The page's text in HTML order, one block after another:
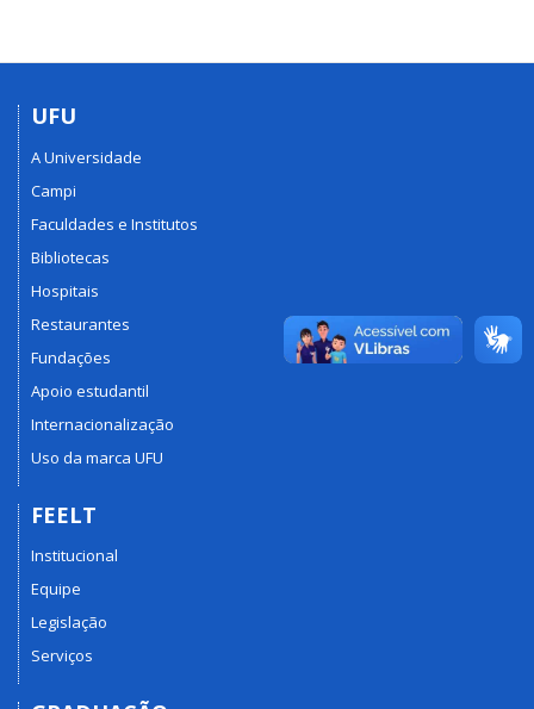
UFU
A Universidade
Campi
Faculdades e Institutos
Bibliotecas
Hospitais
Restaurantes
Fundações
Apoio estudantil
Internacionalização
Uso da marca UFU
FEELT
Institucional
Equipe
Legislação
Serviços